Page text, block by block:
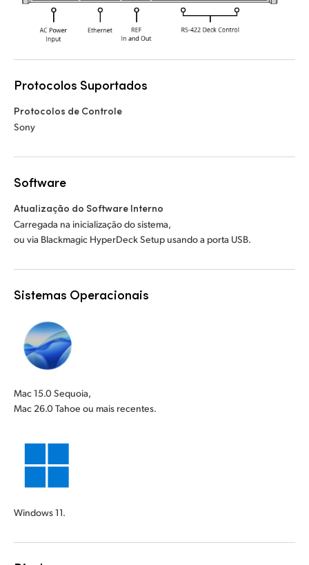
Protocolos Suportados
Protocolos de Controle
Sony
Software
Atualização do Software Interno
Carregada na inicialização do sistema,
ou via Blackmagic HyperDeck Setup usando a porta USB.
Sistemas Operacionais
Mac 15.0 Sequoia,
Mac 26.0 Tahoe ou mais recentes.
Windows 11.